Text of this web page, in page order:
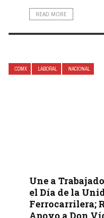
READ MORE
CDMX LABORAL NACIONAL
Une a
el Día de la
Ferrocarrilera;
Apoyo a Don